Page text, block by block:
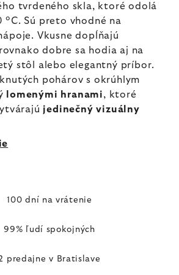
tvrdeného skla, ktoré odolá
Sú preto vhodné na
Vkusne dopĺňajú
dobre sa hodia aj na
stôl alebo elegantný príbor.
pohárov s okrúhlym
lomenými hranami, ktoré
jedinečný vizuálny
100 dní na vrátenie
99% ľudí spokojných
predajne v Bratislave